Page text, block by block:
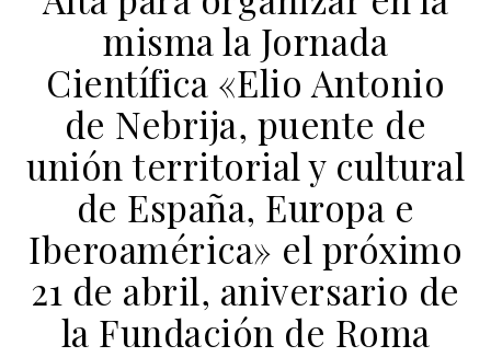
misma la Jornada
Científica «Elio Antonio
de Nebrija, puente de
unión territorial y cultural
de España, Europa e
Iberoamérica» el próximo
21 de abril, aniversario de
la Fundación de Roma